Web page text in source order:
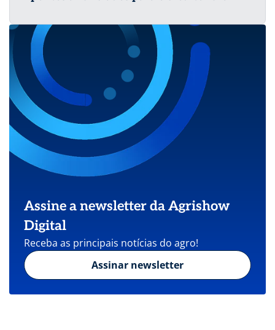
Assine a newsletter da Agrishow
Digital
Receba as principais notícias do agro!
Assinar newsletter